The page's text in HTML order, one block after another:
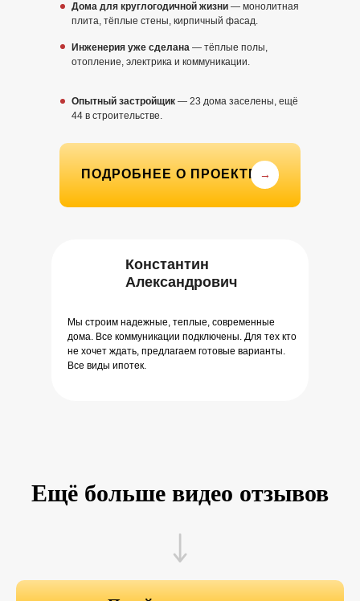
Константин
Александрович
Мы строим надежные, теплые, современные
дома. Все коммуникации подключены. Для тех кто
не хочет ждать, предлагаем готовые варианты.
Все виды ипотек.
Дома для круглогодичной жизни — монолитная
плита, тёплые стены, кирпичный фасад.
ПОДРОБНЕЕ О ПРОЕКТЕ →
Инженерия уже сделана — тёплые полы,
отопление, электрика и коммуникации.
Опытный застройщик — 23 дома заселены, ещё
44 в строительстве.
Ещё больше видео отзывов